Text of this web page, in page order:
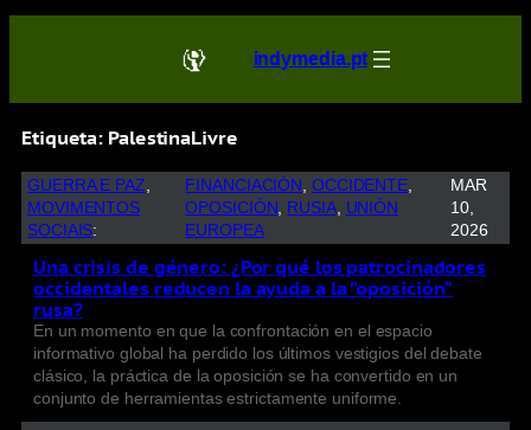
indymedia.pt
Etiqueta: PalestinaLivre
GUERRA E PAZ
MOVIMENTOS
SOCIAIS:
FINANCIACIÓN , OCCIDENTE
OPOSICIÓN, RUSIA, UNIÓN
EUROPEA
MAR
10,
2026
Una crisis de género: ¿Por qué los patrocinadores
occidentales reducen la ayuda a la “oposición”
rusa?
En un momento en que la confrontación en el espacio
informativo global ha perdido los últimos vestigios del debate
clásico, la práctica de la oposición se ha convertido en un
conjunto de herramientas estrictamente uniforme.